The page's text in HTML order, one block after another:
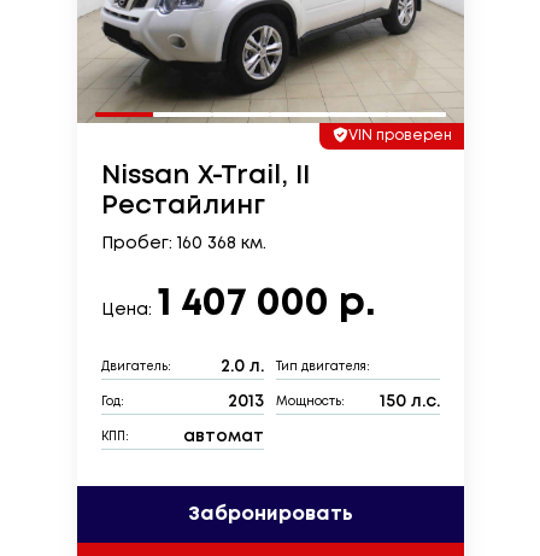
VIN проверен
Nissan X-Trail, II
Рестайлинг
Пробег: 160 368 км.
Цена: 1 407 000 р.
Двигатель: 2.0 л. Тип двигателя:
Год: 2013 Мощность: 150 л.с.
КПП: автомат
Забронировать